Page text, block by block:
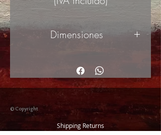
Dimensiones
© Copyright
Shipping Returns